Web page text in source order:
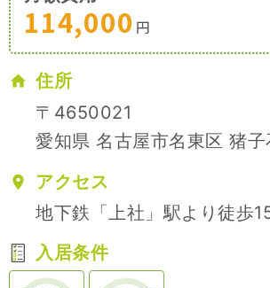
114,000 円
住所
〒4650021
愛知県 名古屋市名東区 猪
アクセス
地下鉄「上社」駅より徒歩
入居条件